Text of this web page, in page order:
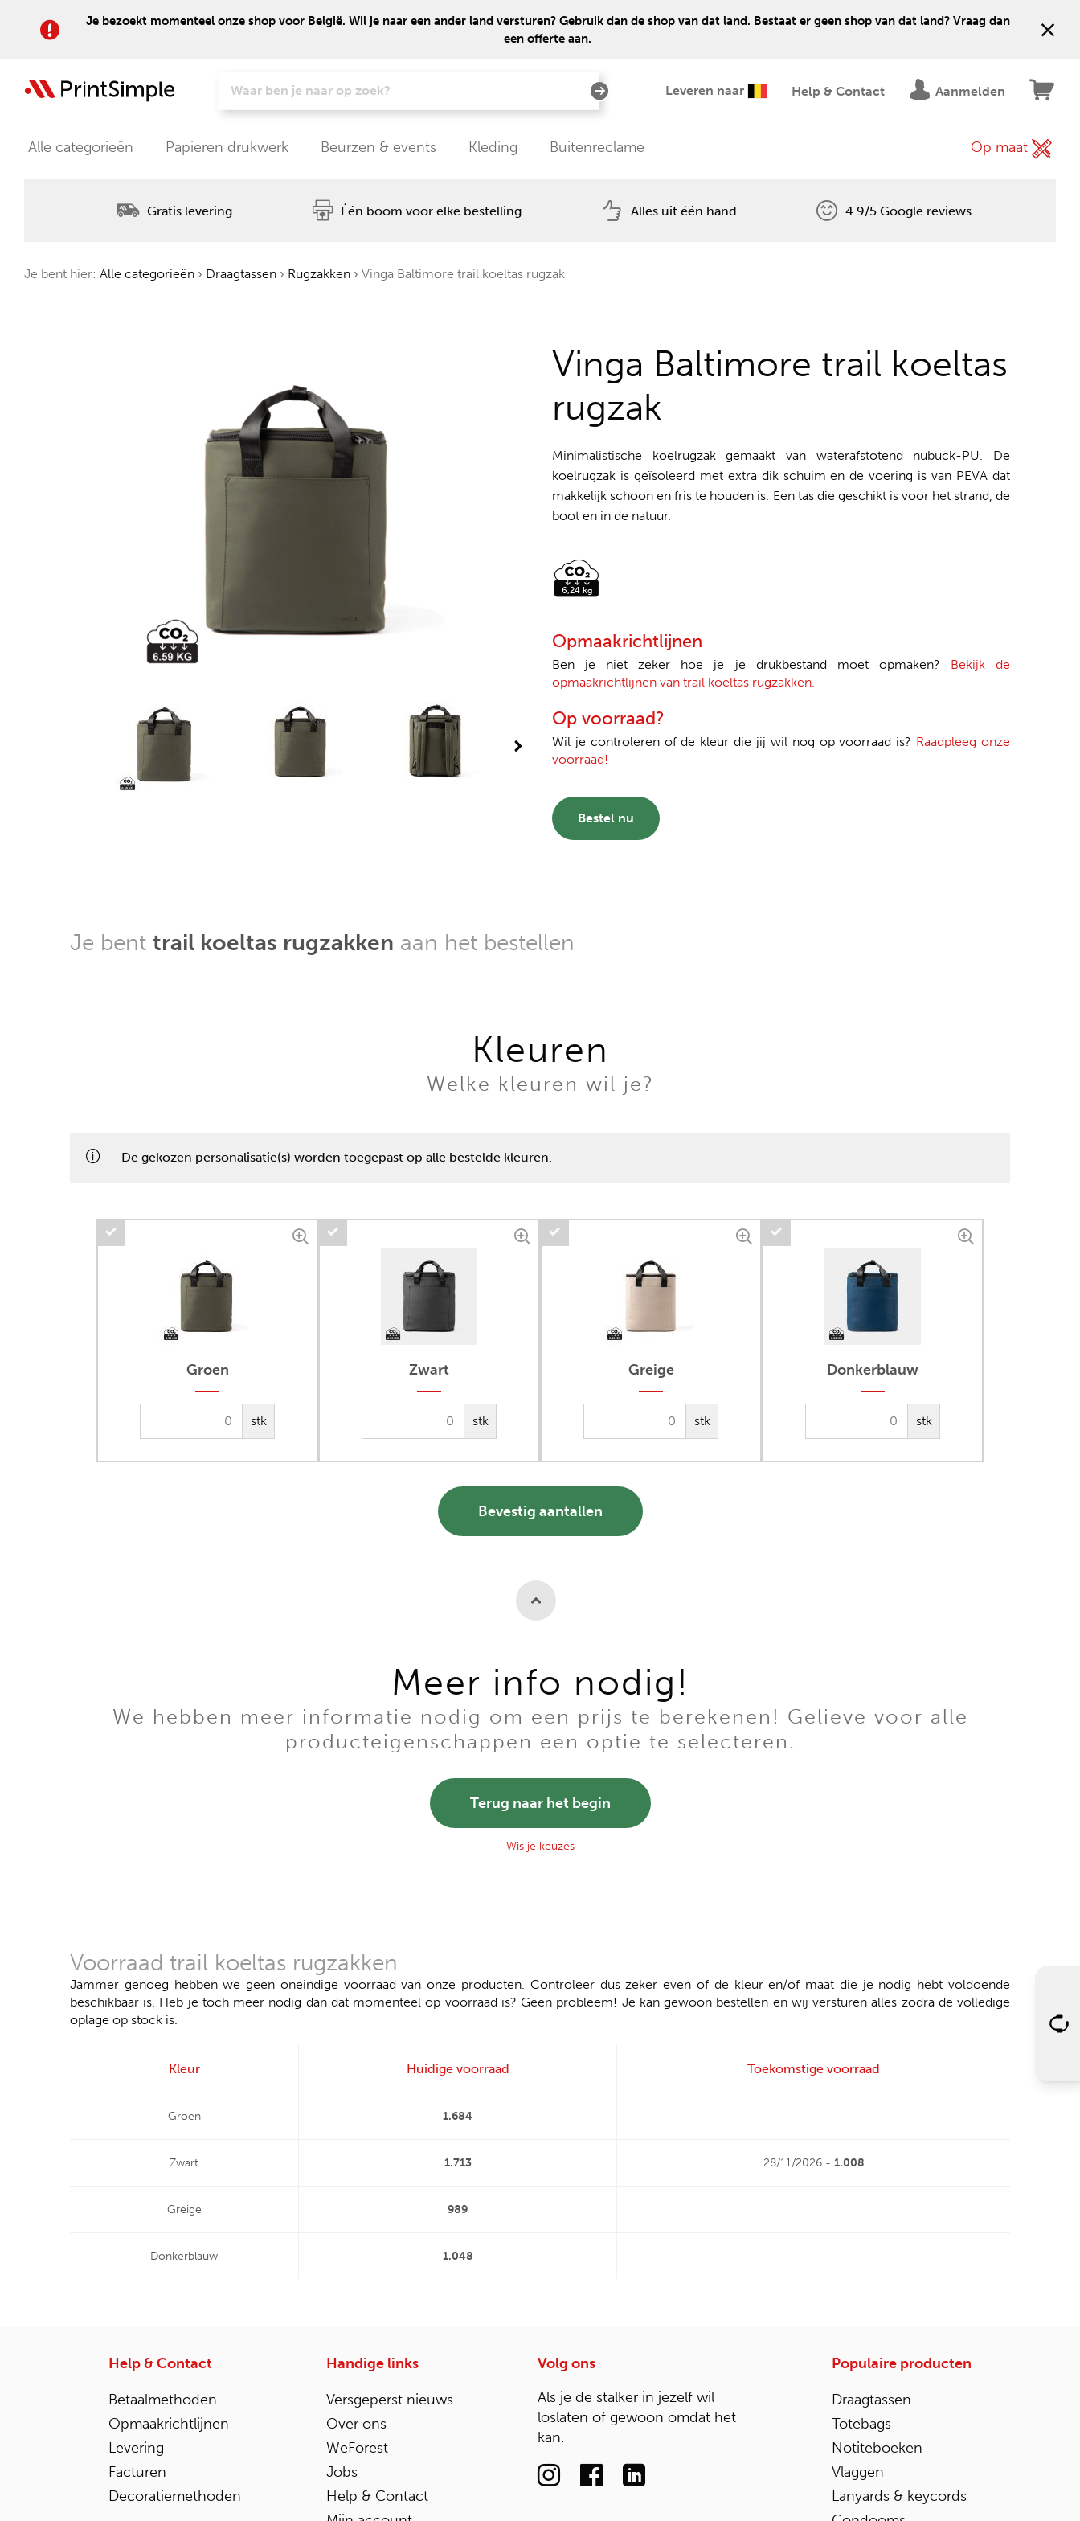
Je bezoekt momenteel onze shop voor België. Wil je naar een ander land versturen? Gebruik dan de shop van dat land. Bestaat er geen shop van dat land? Vraag dan
een offerte aan.
Leveren naar Help & Contact Aanmelden
Alle categorieën Papieren drukwerk Beurzen & events Kleding Buitenreclame Op maat
Gratis levering Één boom voor elke bestelling Alles uit één hand 4.9/5 Google reviews
Je bent hier: Alle categorieën › Draagtassen › Rugzakken › Vinga Baltimore trail koeltas rugzak
Vinga Baltimore trail koeltas
rugzak
Minimalistische koelrugzak gemaakt van waterafstotend nubuck-PU. De
koelrugzak is geïsoleerd met extra dik schuim en de voering is van PEVA dat
makkelijk schoon en fris te houden is. Een tas die geschikt is voor het strand, de
boot en in de natuur.
Opmaakrichtlijnen
Ben je niet zeker hoe je je drukbestand moet opmaken? Bekijk de
opmaakrichtlijnen van trail koeltas rugzakken.
Op voorraad?
Wil je controleren of de kleur die jij wil nog op voorraad is? Raadpleeg onze
voorraad!
Bestel nu
Je bent trail koeltas rugzakken aan het bestellen
Kleuren
Welke kleuren wil je?
De gekozen personalisatie(s) worden toegepast op alle bestelde kleuren.
Groen
stk
Zwart
stk
Greige
stk
Donkerblauw
stk
Bevestig aantallen
Meer info nodig!
We hebben meer informatie nodig om een prijs te berekenen! Gelieve voor alle
producteigenschappen een optie te selecteren.
Terug naar het begin
Wis je keuzes
Voorraad trail koeltas rugzakken
Jammer genoeg hebben we geen oneindige voorraad van onze producten. Controleer dus zeker even of de kleur en/of maat die je nodig hebt voldoende
beschikbaar is. Heb je toch meer nodig dan dat momenteel op voorraad is? Geen probleem! Je kan gewoon bestellen en wij versturen alles zodra de volledige
oplage op stock is.
Kleur Huidige voorraad Toekomstige voorraad
Groen 1.684
Zwart 1.713 28/11/2026 - 1.008
Greige 989
Donkerblauw 1.048
Help & Contact
Betaalmethoden
Opmaakrichtlijnen
Levering
Facturen
Decoratiemethoden
Handige links
Versgeperst nieuws
Over ons
WeForest
Jobs
Help & Contact
Volg ons
Als je de stalker in jezelf wil
loslaten of gewoon omdat het
kan.
Populaire producten
Draagtassen
Totebags
Notiteboeken
Vlaggen
Lanyards & keycords